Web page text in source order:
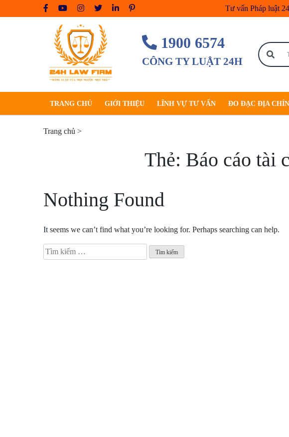
to
Tư vấn Pháp luật
1900 6574
CÔNG TY LUẬT 24H
TRANG CHỦ GIỚI THIỆU LĨNH VỰ TƯ VẤN ĐO ĐẠC ĐỊA
Trang chủ >
Thẻ: Báo cáo tài
Nothing Found
It seems we can’t find what you’re looking for. Perhaps searching can help.
Tìm
kiếm